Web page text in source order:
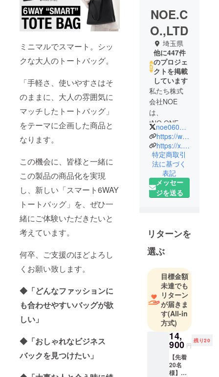
ミニマルでスマート。シッ
クな大人のトートバッグ。
「手軽さ、使いやすさはそ
のままに、大人の雰囲気に
マッチしたトートバッグ」
をテーマに企画した商品と
なります。
この機会に、皆様と一緒に
この製品の商品化を実現
し、新しい「スマート6WAY
トートバッグ」を、ぜひ一
緒にご体験いただきたいと
考えています。
何卒、ご支援のほどよろし
くお願い致します。
◆「どんなファッションに
も合わせやすいバッグが欲
しい」
◆「おしゃれなビジネス
バックを見つけたい」
NOE.C
O.,LTD
埼玉県
他に447件
のプロジェ
クトを掲載
しています
私たち株式
会社NOE
は、
“NO ONE
ELSE＝他に
はない価値
を届ける”を
理念に、日
常を少し便
利に、少し
楽しくする
していま
す。
EDC小物、
生活雑貨、
ファッショ
ン小物な
ど、
「これがあ
ると助か
る」「毎日
使いたくな
る」と感じ
noe0605_jp
https://www.instagram.com/noe.jp_official/
https://x.com/noe0605_jp
特定商取引
法に基づく
表記
メッセー
ジを送る
リターンを
選ぶ
目標金額
未達でも
リターン
が届きま
す(All-in
方式)
14,
900 円
残り20
【先着
20名
様】